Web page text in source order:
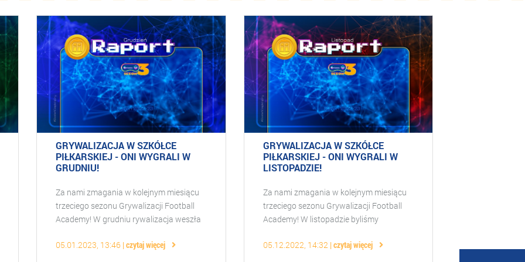
GRYWALIZACJA W SZKÓŁCE
PIŁKARSKIEJ - ONI WYGRALI W
GRUDNIU!
Za nami zmagania w kolejnym miesiącu
trzeciego sezonu Grywalizacji Football
Academy! W grudniu rywalizacja weszła
świadkami niezwykłej walki o zwycięstwo
05.01.2023, 13:46 czytaj więcej
GRYWALIZACJA W SZKÓŁCE
PIŁKARSKIEJ - ONI WYGRALI W
LISTOPADZIE!
Za nami zmagania w kolejnym miesiącu
trzeciego sezonu Grywalizacji Football
Academy! W listopadzie byliśmy
oddziałów w ogólnopolskim rankingu
05.12.2022, 14:32 czytaj więcej